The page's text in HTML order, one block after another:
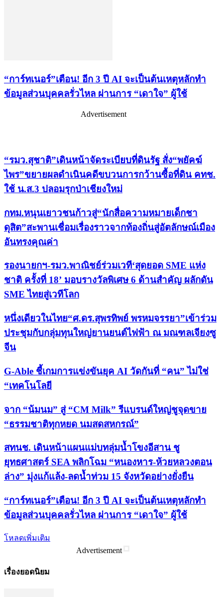
“การ์ทเนอร์”เตือน! อีก 3 ปี AI จะเป็นต้นเหตุหลักทำ
ข้อมูลส่วนบุคคลรั่วไหล ผ่านการ “เดาใจ” ผู้ใช้
Advertisement
“รมว.สุชาติ”เดินหน้าจัดระเบียบที่ดินรัฐ สั่ง“พยัคฆ์
ไพร”ขยายผลดำเนินคดีขบวนการกว้านซื้อที่ดิน คทช.
ใช้ น.ส.3 ปลอมรุกป่าเชียงใหม่
กทม.หนุนเยาวชนก้าวสู่“นักสื่อความหมายเด็กชา
ดุสิต”สะพานเชื่อมเรื่องราวจากท้องถิ่นสู่อัตลักษณ์เมือง
อันทรงคุณค่า
รองนายกฯ-รมว.พาณิชย์ร่วมเวที‘สุดยอด SME แห่ง
ชาติ ครั้งที่ 18’ มอบรางวัลพิเศษ 6 ด้านสำคัญ ผลักดัน
SME ไทยสู่เวทีโลก
หนึ่งเดียวในไทย“ศ.ดร.สุพรทิพย์ พรหมจรรยา”เข้าร่วม
ประชุมกับกลุ่มทุนใหญ่ยานยนต์ไฟฟ้า ณ มณฑลเจียงซู
จีน
G-Able ชี้เกมการแข่งขันยุค AI วัดกันที่ “คน” ไม่ใช่
“เทคโนโลยี
จาก “น้มนม” สู่ “CM Milk” รีแบรนด์ใหญ่ชูจุดขาย
“ธรรมชาติทุกหยด นมสดสหกรณ์”
สทนช. เดินหน้าแผนแม่บทลุ่มน้ำโขงอีสาน ชู
ยุทธศาสตร์ SEA พลิกโฉม “หนองหาร-ห้วยหลวงตอน
ล่าง” มุ่งแก้แล้ง-ลดน้ำท่วม 15 จังหวัดอย่างยั่งยืน
“การ์ทเนอร์”เตือน! อีก 3 ปี AI จะเป็นต้นเหตุหลักทำ
ข้อมูลส่วนบุคคลรั่วไหล ผ่านการ “เดาใจ” ผู้ใช้
โหลดเพิ่มเติม
Advertisement
เรื่องยอดนิยม